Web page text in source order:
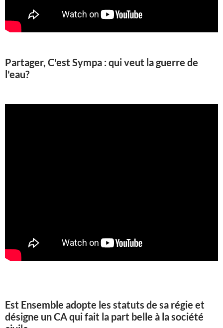
Partager, C'est Sympa : qui veut la guerre de
l'eau?
Est Ensemble adopte les statuts de sa régie et
désigne un CA qui fait la part belle à la société